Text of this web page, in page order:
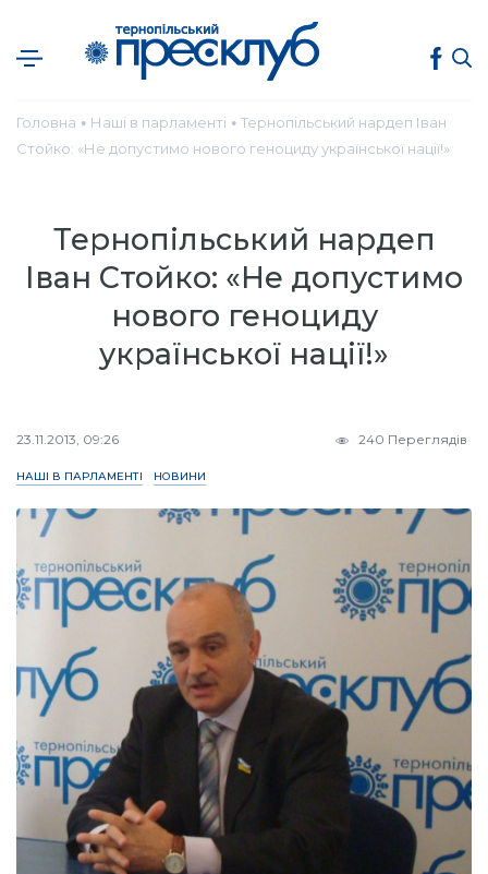
Головна ● Наші в парламенті ● Тернопільський нардеп Іван
Стойко: «Не допустимо нового геноциду української нації!»
Тернопільський нардеп
Іван Стойко: «Не допустимо
нового геноциду
української нації!»
23.11.2013, 09:26 240 Переглядів
НАШІ В ПАРЛАМЕНТІ НОВИНИ